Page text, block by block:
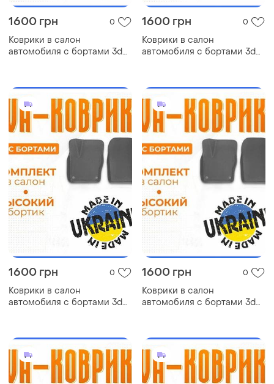
1600 грн 0
Коврики в салон
автомобиля с бортами 3d
эва
1600 грн 0
Коврики в салон
автомобиля с бортами 3d
эва
1600 грн 0
Коврики в салон
автомобиля с бортами 3d
салон эва
1600 грн 0
Коврики в салон
автомобиля с бортами 3d
эва